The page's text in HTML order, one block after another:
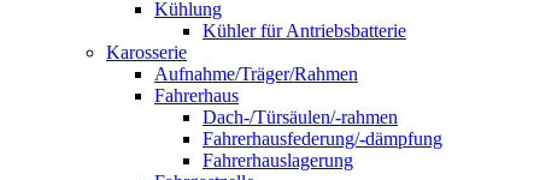
Kühlung
Kühler für Antriebsbatterie
Karosserie
Aufnahme/Träger/Rahmen
Fahrerhaus
Dach-/Türsäulen/-rahmen
Fahrerhausfederung/-dämpfung
Fahrerhauslagerung